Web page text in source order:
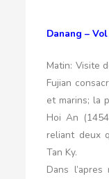
Danang –
Matin: Visite
Fujian
et marins; la
Hoi An
reliant deux
Tan Ky.
Dans